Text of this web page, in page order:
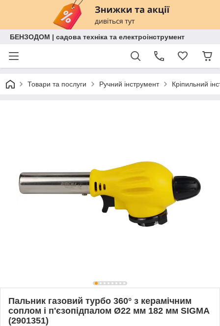
БЕНЗОДОМ | садова техніка та електроінструмент
Товари та послуги Ручний інструмент Кріпильний
Пальник газовий турбо 360° з керамічним
соплом і п'єзопідпалом Ø22 мм 182 мм SIGMA
(2901351)